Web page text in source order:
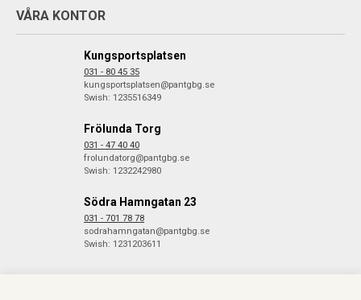
VÅRA KONTOR
Kungsportsplatsen
031 - 80 45 35
kungsportsplatsen@pantgbg.se
Swish: 1235516349
Frölunda Torg
031 - 47 40 40
frolundatorg@pantgbg.se
Swish: 1232242980
Södra Hamngatan 23
031 - 701 78 78
sodrahamngatan@pantgbg.se
Swish: 1231203611